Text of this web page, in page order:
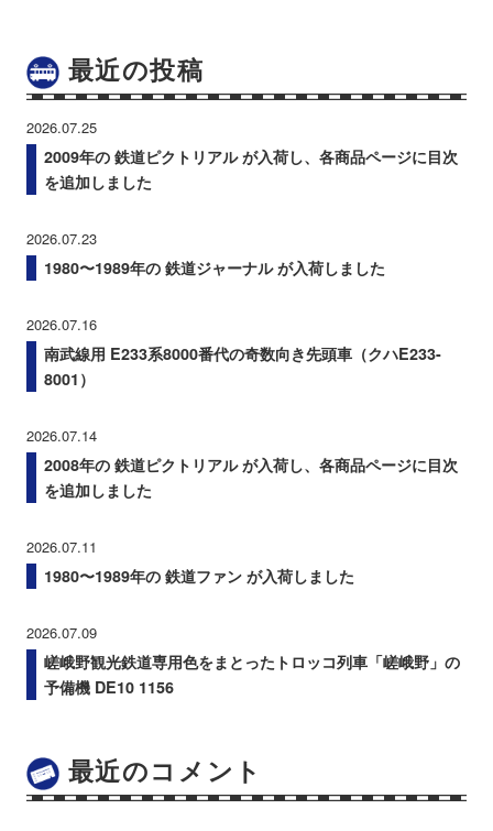
最近の投稿
2026.07.25
2009年の 鉄道ピクトリアル が入荷し、各商品ページに目次
を追加しました
2026.07.23
1980〜1989年の 鉄道ジャーナル が入荷しました
2026.07.16
南武線用 E233系8000番代の奇数向き先頭車（クハE233-
8001）
2026.07.14
2008年の 鉄道ピクトリアル が入荷し、各商品ページに目次
を追加しました
2026.07.11
1980〜1989年の 鉄道ファン が入荷しました
2026.07.09
嵯峨野観光鉄道専用色をまとったトロッコ列車「嵯峨野」の
予備機 DE10 1156
最近のコメント